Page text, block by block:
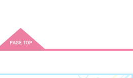
サンプル